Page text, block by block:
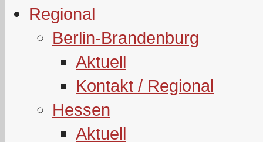
Regional
Berlin-Brandenburg
Aktuell
Kontakt / Regional
Hessen
Aktuell